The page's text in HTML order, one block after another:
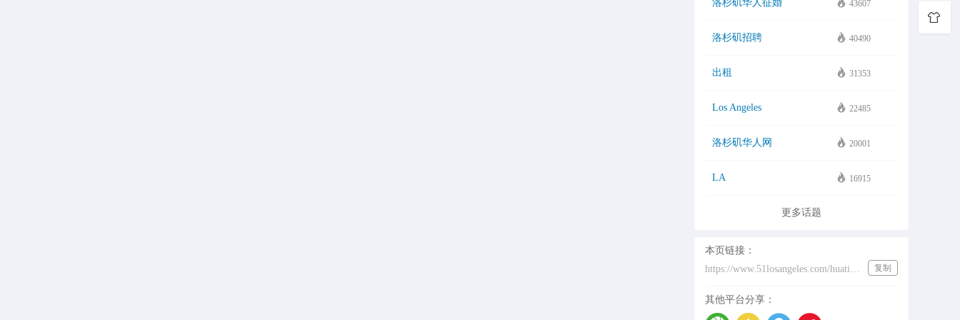
洛杉矶华人征婚 43607
洛杉矶招聘 40490
出租 31353
Los Angeles 22485
洛杉矶华人网 20001
LA 16915
更多话题
本页链接：
https://www.51losangeles.com/huati/%E5%8D%8E%E4%BA%BAhbuy
复制
其他平台分享：